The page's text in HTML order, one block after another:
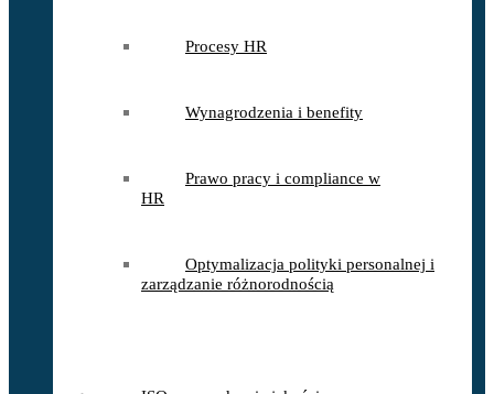
Procesy HR
Wynagrodzenia i benefity
Prawo pracy i compliance w
HR
Optymalizacja polityki personalnej i
zarządzanie różnorodnością